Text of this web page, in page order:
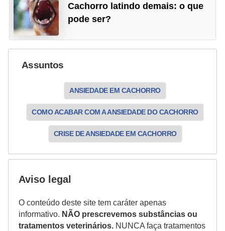
Cachorro latindo demais: o que
pode ser?
Assuntos
ANSIEDADE EM CACHORRO
COMO ACABAR COM A ANSIEDADE DO CACHORRO
CRISE DE ANSIEDADE EM CACHORRO
Aviso legal
O conteúdo deste site tem caráter apenas
informativo. NÃO prescrevemos substâncias ou
tratamentos veterinários. NUNCA faça tratamentos